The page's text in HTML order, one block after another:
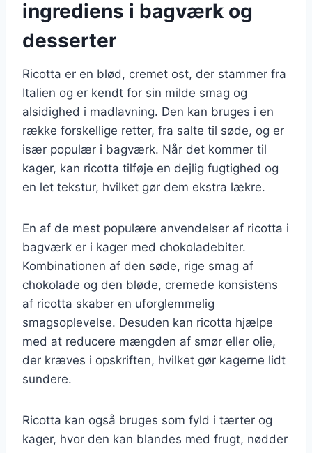
ingrediens i bagværk og
desserter
Ricotta er en blød, cremet ost, der stammer fra
Italien og er kendt for sin milde smag og
alsidighed i madlavning. Den kan bruges i en
række forskellige retter, fra salte til søde, og er
især populær i bagværk. Når det kommer til
kager, kan ricotta tilføje en dejlig fugtighed og
en let tekstur, hvilket gør dem ekstra lækre.
En af de mest populære anvendelser af ricotta i
bagværk er i kager med chokoladebiter.
Kombinationen af den søde, rige smag af
chokolade og den bløde, cremede konsistens
af ricotta skaber en uforglemmelig
smagsoplevelse. Desuden kan ricotta hjælpe
med at reducere mængden af smør eller olie,
der kræves i opskriften, hvilket gør kagerne lidt
sundere.
Ricotta kan også bruges som fyld i tærter og
kager, hvor den kan blandes med frugt, nødder